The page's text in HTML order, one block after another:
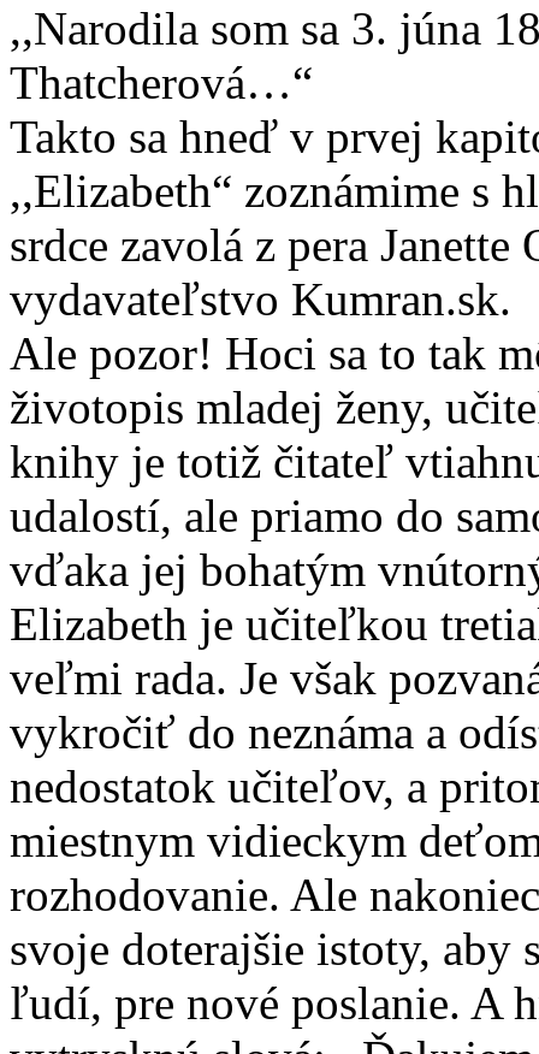
,,Narodila som sa 3. júna
Thatcherová…“
Takto sa hneď v prvej
,,Elizabeth“ zoznámime s
srdce zavolá z pera
vydavateľstvo Kumran.sk.
Ale pozor! Hoci sa to tak
životopis mladej ženy,
knihy je totiž čitateľ
udalostí, ale priamo do
vďaka jej bohatým
Elizabeth je učiteľkou
veľmi rada. Je však
vykročiť do neznáma a
nedostatok učiteľov, a
miestnym vidieckym
rozhodovanie. Ale
svoje doterajšie istoty, aby
ľudí, pre nové poslanie. A